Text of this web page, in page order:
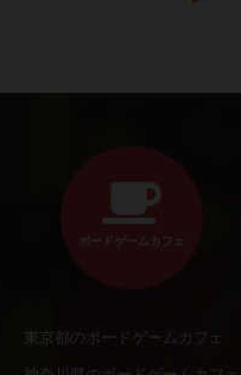
ボードゲームカフェ
東京都のボードゲームカフェ